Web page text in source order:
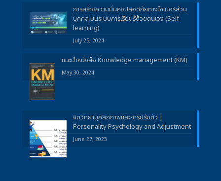
การสร้างความมั่นคงปลอดภัยทางไซเบอร์ส่วน
บุคคล บนระบบการเรียนรู้ด้วยตนเอง (Self-
learning)
July 25, 2024
แนะนำหนังสือ Knowledge management (KM)
May 30, 2024
จิตวิทยาบุคลิกภาพและการปรับตัว |
Personality Psychology and Adjustment
June 27, 2023